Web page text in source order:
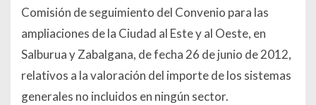
Comisión de seguimiento del Convenio para las
ampliaciones de la Ciudad al Este y al Oeste, en
Salburua y Zabalgana, de fecha 26 de junio de 2012,
relativos a la valoración del importe de los sistemas
generales no incluidos en ningún sector.